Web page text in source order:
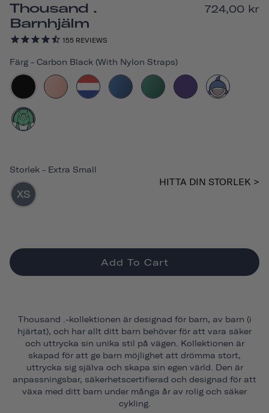
Thousand .
Barnhjälm
155 REVIEWS
724,00 kr
Färg - Carbon Black (with Nylon Straps)
Storlek - Extra Small
XS
HITTA DIN STORLEK >
Add To Cart
Thousand .-kollektionen är designad för barn, av barn (i
hjärtat), och har allt ditt barn behöver för att vara säker
och uttrycka sin unika stil på vägen. Kollektionen är
skapad för att ge barn möjlighet att drömma stort,
uttrycka sig själva och skapa sin egen värld. Den är
anpassningsbar, säkerhetscertifierad och designad för att
växa med ditt barn under många år av rolig och säker
cykling.